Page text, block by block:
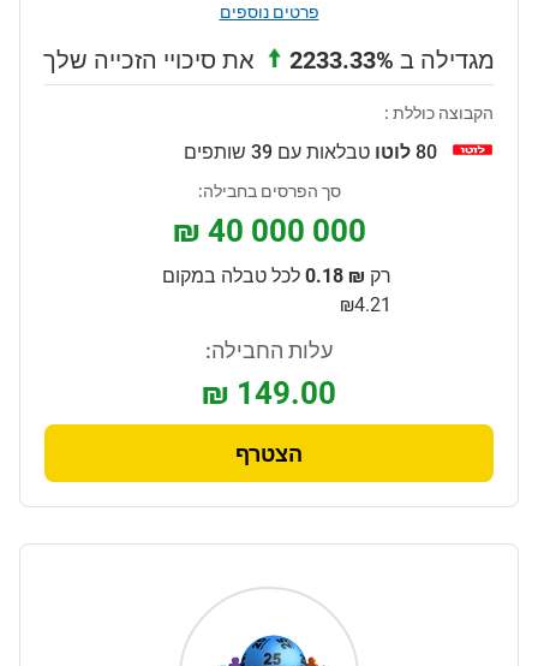
פרטים נוספים
מגדילה ב2233.33% את סיכויי הזכייה שלך
הקבוצה כוללת :
80 לוטו טבלאות עם 39 שותפים
סך הפרסים בחבילה:
₪ 40 000 000
רק ₪ 0.18
לכל טבלה במקום
₪4.21
עלות החבילה:
₪ 149.00
הצטרף